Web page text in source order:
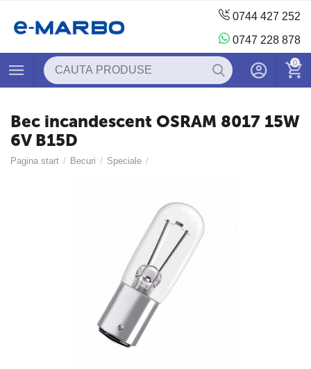
0744 427 252
0747 228 878
0
Bec incandescent OSRAM 8017 15W
6V B15D
Pagina start / Becuri / Speciale /